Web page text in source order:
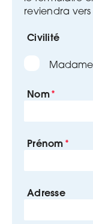
reviendra vers
Civilité
Madame
Nom
Prénom
Adresse